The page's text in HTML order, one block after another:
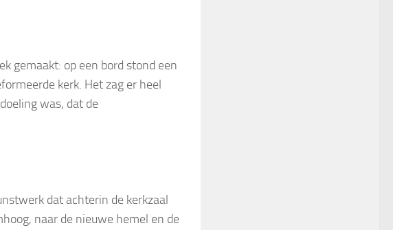
gemaakt: op een bord stond een
kerk. Het zag er heel
was, dat de
dat achterin de kerkzaal
naar de nieuwe hemel en de